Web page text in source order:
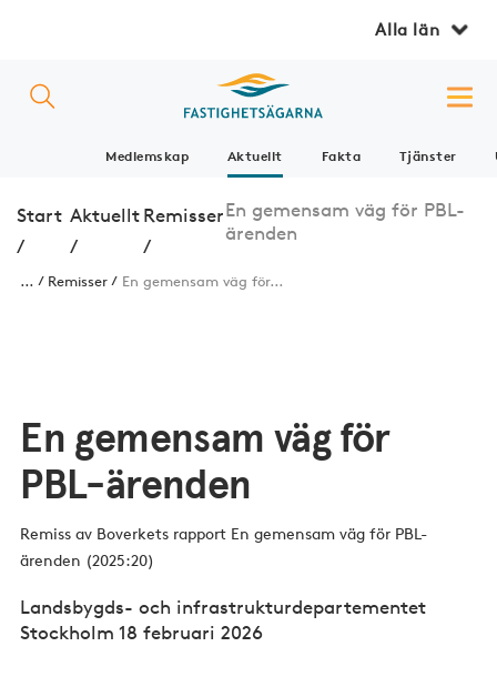
Alla län
Medlemskap Aktuellt Fakta Tjänster
Start
/
Aktuellt
/
Remisser
/
En gemensam väg för PBL-
ärenden
... Remisser En gemensam väg för...
En gemensam väg för
PBL-ärenden
Remiss av Boverkets rapport En gemensam väg för PBL-
ärenden (2025:20)
Landsbygds- och infrastrukturdepartementet
Stockholm 18 februari 2026